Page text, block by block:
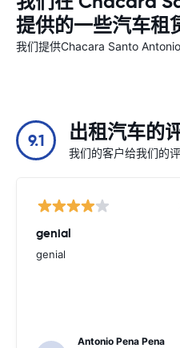
提供的一些汽车租
我们提供Chacara Santo
9.1 出租汽车的
我们的客户给我们的
genial
genial
Antonio Pena Pena